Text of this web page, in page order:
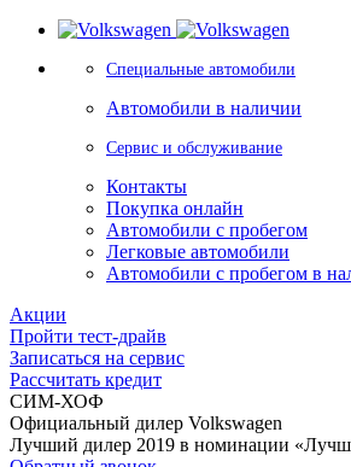
Специальные автомобили
Автомобили в наличии
Сервис и обслуживание
Контакты
Покупка онлайн
Автомобили с пробегом
Легковые автомобили
Автомобили с пробегом в
Акции
Пройти тест-драйв
Записаться на сервис
Рассчитать кредит
СИМ-ХОФ
Официальный дилер Volkswagen
Лучший дилер 2019 в номинации